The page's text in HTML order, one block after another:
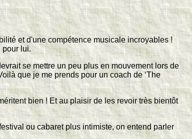
et d'une compétence musicale incroyables !
lui.
se mettre un peu plus en mouvement lors de
que je me prends pour un coach de ‘The
bien ! Et au plaisir de les revoir très bientôt
ou cabaret plus intimiste, on entend parler